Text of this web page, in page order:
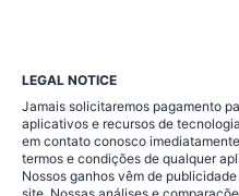
LEGAL NOTICE
Jamais solicitaremos pagamento
aplicativos e recursos de
em contato conosco
termos e condições de qualquer
Nossos ganhos vêm de